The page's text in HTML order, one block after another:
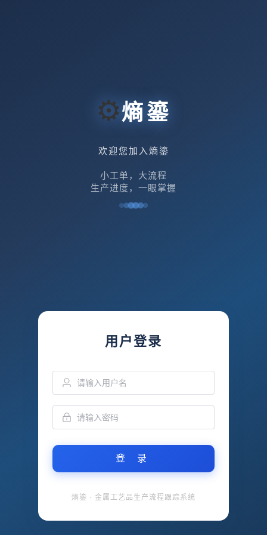
⚙熵鎏
欢迎您加入熵鎏
小工单，大流程
生产进度，一眼掌握
用户登录
登 录
熵鎏 · 金属工艺品生产流程跟踪系统